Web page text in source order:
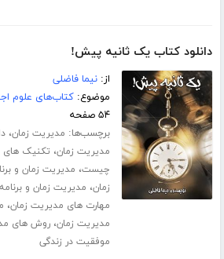
دانلود کتاب یک ثانیه پیش!
از:نیما فاضلی
موضوع:کتاب‌های علوم
۵۴ صفحه
برچسب‌ها: مدیریت زمان،
مدیریت زمان، تکنیک های
چیست، مدیریت زمان و
زمان، مدیریت زمان و
مهارت های مدیریت زمان،
مدیریت زمان،روش های
موفقیت در زندگی